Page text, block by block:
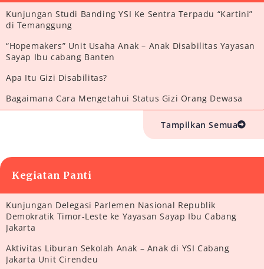
Kunjungan Studi Banding YSI Ke Sentra Terpadu “Kartini”
di Temanggung
“Hopemakers” Unit Usaha Anak – Anak Disabilitas Yayasan
Sayap Ibu cabang Banten
Apa Itu Gizi Disabilitas?
Bagaimana Cara Mengetahui Status Gizi Orang Dewasa
Tampilkan Semua
Kegiatan Panti
Kunjungan Delegasi Parlemen Nasional Republik
Demokratik Timor-Leste ke Yayasan Sayap Ibu Cabang
Jakarta
Aktivitas Liburan Sekolah Anak – Anak di YSI Cabang
Jakarta Unit Cirendeu